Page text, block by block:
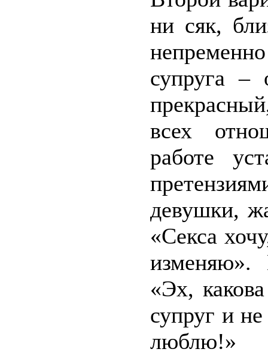
ни сяк,
супруга
всех
работе
девушки,
«Секса
«Эх,
супруг и
люблю!»